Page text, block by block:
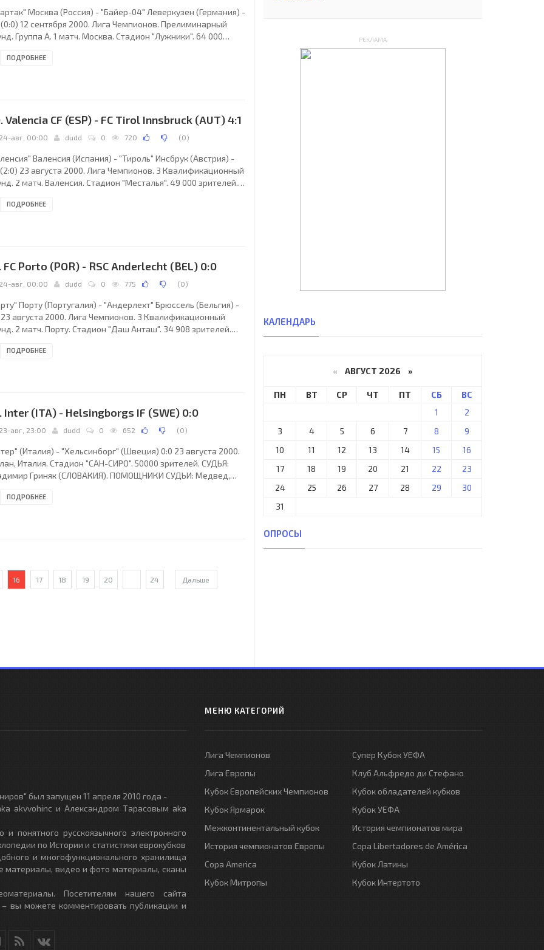
Москва (Россия) - "Байер-04" Леверкузен (Германия) -
(0:0) 12 сентября 2000. Лига Чемпионов. Прелиминарный
Группа А. 1 матч. Москва. Стадион "Лужники". 64 000
"Спартак": Филимонов, Ковтун, Ананко, Парфёнов,
ПОДРОБНЕЕ
Valencia CF (ESP) - FC Tirol Innsbruck (AUT) 4:1
24-авг, 00:00 dudd 0 720 (0)
Валенсия (Испания) - "Тироль" Инсбрук (Австрия) -
(2:0) 23 августа 2000. Лига Чемпионов. 3 Квалификационный
2 матч. Валенсия. Стадион "Месталья". 49 000 зрителей.
- Италия). "Валенсия": Хосе Сантьяго КАНЬИСАРЕС Руис,
ПОДРОБНЕЕ
FC Porto (POR) - RSC Anderlecht (BEL) 0:0
24-авг, 00:00 dudd 0 775 (0)
Порту (Португалия) - "Андерлехт" Брюссель (Бельгия) -
августа 2000. Лига Чемпионов. 3 Квалификационный
2 матч. Порту. Стадион "Даш Анташ". 34 908 зрителей.
(все - Италия). "Порту": Овчинников, ЖОРЖЕ Паулу
ПОДРОБНЕЕ
Inter (ITA) - Helsingborgs IF (SWE) 0:0
23-авг, 23:00 dudd 0 652 (0)
(Италия) - "Хельсинборг" (Швеция) 0:0 23 августа 2000.
Италия. Стадион "САН-СИРО". 50000 зрителей. СУДЬЯ:
Гриняк (СЛОВАКИЯ). ПОМОЩНИКИ СУДЬИ: Медвед,
Шимич (Хор), Мачеллари, Коэ (ФРА) (Ди´Бьяджо, 71),
ПОДРОБНЕЕ
16 17 18 19 20 24 Дальше
РЕКЛАМА
КАЛЕНДАРЬ
« АВГУСТ 2026 »
ПН ВТ СР ЧТ ПТ СБ
ВС
1
2
3
4 5 6 7 8
9
10
11 12 13 14 15
16
17
18 19 20 21 22
23
24
25 26 27 28 29
30
31
ОПРОСЫ
был запущен 11 апреля 2010 года -
akvvohinc и Александром Тарасовым aka
понятного русскоязычного электронного
по Истории и статистики еврокубков
и многофункционального хранилища
материалы, видео и фото материалы, сканы
Посетителям нашего сайта
вы можете комментировать публикации и
МЕНЮ КАТЕГОРИЙ
Лига Чемпионов
Лига Европы
Кубок Европейских Чемпионов
Кубок Ярмарок
Межконтинентальный кубок
История чемпионатов Европы
Copa America
Кубок Митропы
Супер Кубок УЕФА
Клуб Альфредо ди Стефано
Кубок обладателей кубков
Кубок УЕФА
История чемпионатов мира
Copa Libertadores de América
Кубок Латины
Кубок Интертото